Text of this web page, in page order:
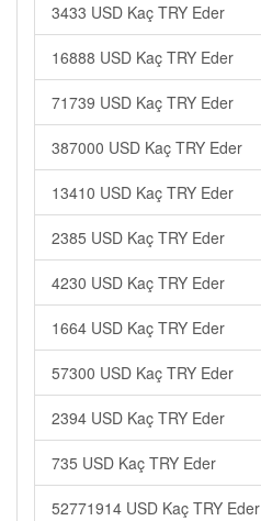
3433 USD Kaç TRY Eder
16888 USD Kaç TRY Eder
71739 USD Kaç TRY Eder
387000 USD Kaç TRY Eder
13410 USD Kaç TRY Eder
2385 USD Kaç TRY Eder
4230 USD Kaç TRY Eder
1664 USD Kaç TRY Eder
57300 USD Kaç TRY Eder
2394 USD Kaç TRY Eder
735 USD Kaç TRY Eder
52771914 USD Kaç TRY Eder